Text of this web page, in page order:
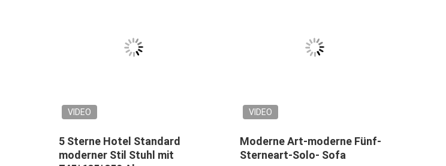
VIDEO
5 Sterne Hotel Standard
moderner Stil Stuhl mit
VIDEO
Moderne Art-moderne Fünf-
Sterneart-Solo- Sofa